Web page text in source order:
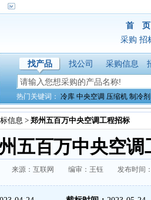
首 页
采购 招
找产品 找公司 采购信息
热门关键词： 冷库 中央空调 压缩机 制冷剂
信息 > 郑州五百万中央空调工程招标
五百万中央空调
来源：互联网 编审：王钰 发布时间：